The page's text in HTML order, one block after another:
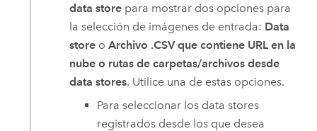
data store para mostrar dos opciones para
la selección de imágenes de entrada: Data
store oArchivo .CSV que contiene URL en la
nube o rutas de carpetas/archivos desde
data stores. Utilice una de estas opciones.
Para seleccionar los data stores
registrados desde los que desea